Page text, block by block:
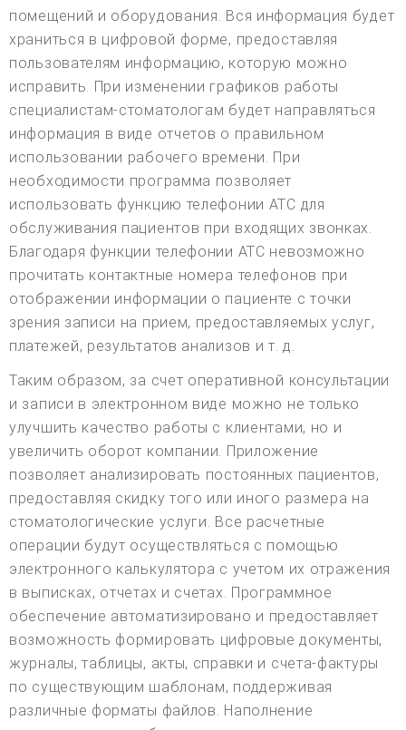
помещений и оборудования. Вся информация будет
храниться в цифровой форме, предоставляя
пользователям информацию, которую можно
исправить. При изменении графиков работы
специалистам-стоматологам будет направляться
информация в виде отчетов о правильном
использовании рабочего времени. При
необходимости программа позволяет
использовать функцию телефонии АТС для
обслуживания пациентов при входящих звонках.
Благодаря функции телефонии АТС невозможно
прочитать контактные номера телефонов при
отображении информации о пациенте с точки
зрения записи на прием, предоставляемых услуг,
платежей, результатов анализов и т. д.
Таким образом, за счет оперативной консультации
и записи в электронном виде можно не только
улучшить качество работы с клиентами, но и
увеличить оборот компании. Приложение
позволяет анализировать постоянных пациентов,
предоставляя скидку того или иного размера на
стоматологические услуги. Все расчетные
операции будут осуществляться с помощью
электронного калькулятора с учетом их отражения
в выписках, отчетах и счетах. Программное
обеспечение автоматизировано и предоставляет
возможность формировать цифровые документы,
журналы, таблицы, акты, справки и счета-фактуры
по существующим шаблонам, поддерживая
различные форматы файлов. Наполнение